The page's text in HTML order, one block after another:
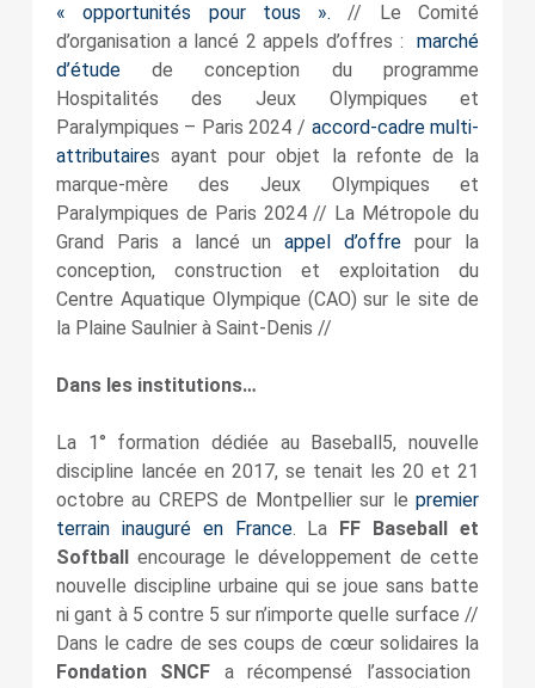
« opportunités pour tous ». // Le Comité
d’organisation a lancé 2 appels d’offres :marché
d’étudede conception du programme
Hospitalités des Jeux Olympiques et
Paralympiques – Paris 2024 / accord-cadre multi-
attributaires ayant pour objet la refonte de la
marque-mère des Jeux Olympiques et
Paralympiques de Paris 2024 // La Métropole du
Grand Paris a lancé unappel d’offrepour la
conception, construction et exploitation du
Centre Aquatique Olympique (CAO) sur le site de
la Plaine Saulnier à Saint-Denis //
Dans les institutions…
La 1° formation dédiée au Baseball5, nouvelle
discipline lancée en 2017, se tenait les 20 et 21
octobre au CREPS de Montpellier sur lepremier
terrain inauguré en France. La FF Baseball et
Softballencourage le développement de cette
nouvelle discipline urbaine qui se joue sans batte
ni gant à 5 contre 5 sur n’importe quelle surface //
Dans le cadre de ses coups de cœur solidaires la
Fondation SNCF a récompensé l’association